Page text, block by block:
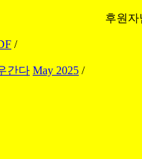
후원자
/
간다 May 2025 /